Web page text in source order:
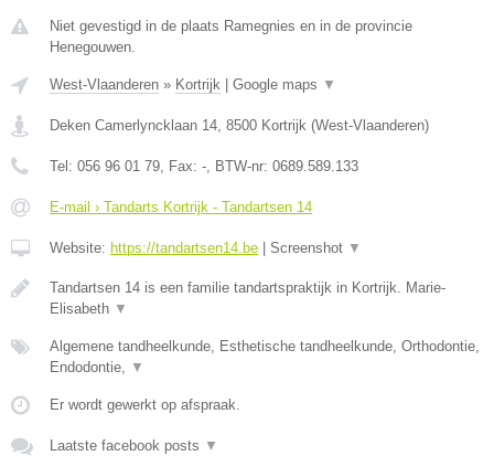
Niet gevestigd in de plaats Ramegnies en in de provincie
Henegouwen.
West-Vlaanderen » Kortrijk Google maps ▼
Deken Camerlyncklaan 14, 8500 Kortrijk (West-Vlaanderen)
Tel: 056 96 01 79, Fax: -, BTW-nr: 0689.589.133
E-mail › Tandarts Kortrijk - Tandartsen 14
Website: https://tandartsen14.be Screenshot ▼
Tandartsen 14 is een familie tandartspraktijk in Kortrijk. Marie-
Elisabeth ▼
Algemene tandheelkunde, Esthetische tandheelkunde, Orthodontie,
Endodontie, ▼
Er wordt gewerkt op afspraak.
Laatste facebook posts ▼